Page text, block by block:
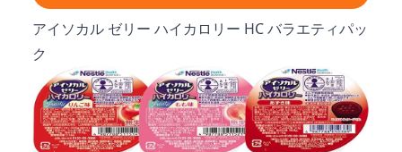
アイソカル ゼリー ハイカロリー HC バラエティパッ
ク